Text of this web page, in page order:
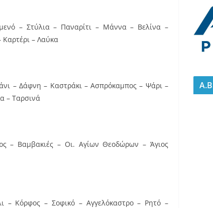
– Στύλια – Παναρίτι – Μάννα – Βελίνα –
Καρτέρι – Λαύκα
– Δάφνη – Καστράκι – Ασπρόκαμπος – Ψάρι –
– Ταρσινά
– Βαμβακιές – Οι. Αγίων Θεοδώρων – Άγιος
– Κόρφος – Σοφικό – Αγγελόκαστρο – Ρητό –